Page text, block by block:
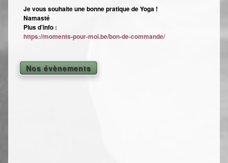
Je vous souhaite une bonne pratique de Yoga !
Namasté
Plus d’info :
https://moments-pour-moi.be/bon-de-commande/
Nos évènements